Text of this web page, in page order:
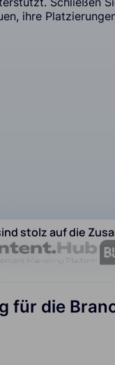
ihre
stolz auf die
für die